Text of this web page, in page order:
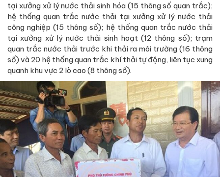
tại xưởng xử lý nước thải sinh hóa (15 thông số quan trắc);
hệ thống quan trắc nước thải tại xưởng xử lý nước thải
công nghiệp (15 thông số); hệ thống quan trắc nước thải
tại xưởng xử lý nước thải sinh hoạt (12 thông số); trạm
quan trắc nước thải trước khi thải ra môi trường (16 thông
số) và 20 hệ thống quan trắc khí thải tự động, liên tục xung
quanh khu vực 2 lò cao (8 thông số).